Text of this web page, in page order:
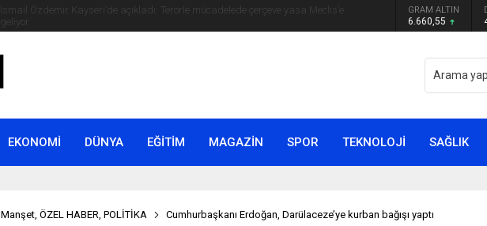
Süleyman Soylu ‘çok korktum’ deyip ilk kez açıkladı: En büyük tehdit dışarısıdır! GRAM ALTIN
6.660,55
EKONOMİ DÜNYA EĞİTİM MAGAZİN SPOR TEKNOLOJİ SAĞLIK
Manşet, ÖZEL HABER, POLİTİKA Cumhurbaşkanı Erdoğan, Darülaceze’ye kurban bağışı yaptı